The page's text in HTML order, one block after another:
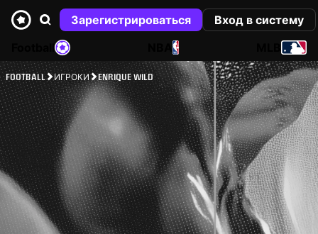
Зарегистрироваться
Вход в систему
NBA
FOOTBALL ИГРОКИ ENRIQUE WILD